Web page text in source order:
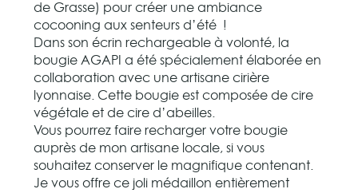
de Grasse) pour créer une ambiance
cocooning aux senteurs d’été !
Dans son écrin rechargeable à volonté, la
bougie AGAPI a été spécialement élaborée en
collaboration avec une artisane cirière
lyonnaise. Cette bougie est composée de cire
végétale et de cire d’abeilles.
Vous pourrez faire recharger votre bougie
auprès de mon artisane locale, si vous
souhaitez conserver le magnifique contenant.
Je vous offre ce joli médaillon entièrement